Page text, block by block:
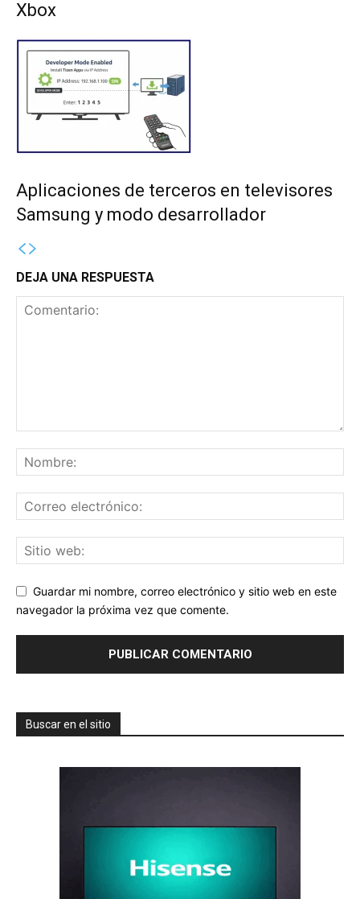
Xbox
Aplicaciones de terceros en televisores
Samsung y modo desarrollador
DEJA UNA RESPUESTA
Guardar mi nombre, correo electrónico y sitio web en este
navegador la próxima vez que comente.
Buscar en el sitio